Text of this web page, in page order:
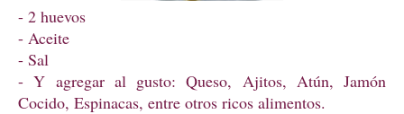
- 2 huevos
- Aceite
- Sal
- Y agregar al gusto: Queso, Ajitos, Atún, Jamón
Cocido, Espinacas, entre otros ricos alimentos.